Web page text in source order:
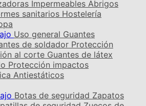
Impermeables Abrigos
sanitarios Hostelería
Uso general Guantes
de soldador Protección
al corte Guantes de látex
Protección impactos
Antiestáticos
Botas de seguridad Zapatos